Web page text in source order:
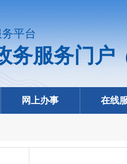
平台
务服务门户
网上办事 在线